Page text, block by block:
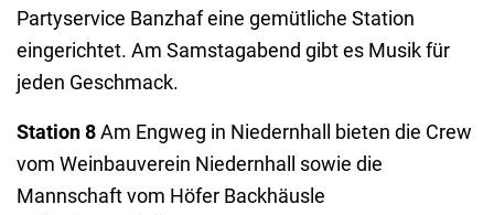
Partyservice Banzhaf eine gemütliche Station
eingerichtet. Am Samstagabend gibt es Musik für
jeden Geschmack.
Station 8Am Engweg in Niedernhall bieten die Crew
vom Weinbauverein Niedernhall sowie die
Mannschaft vom Höfer Backhäusle